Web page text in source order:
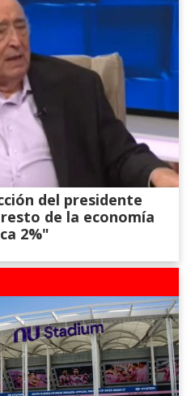
del presidente
de la economía
2%"